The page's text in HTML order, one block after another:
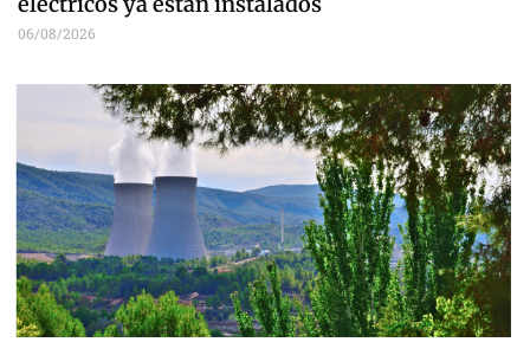
06/08/2026